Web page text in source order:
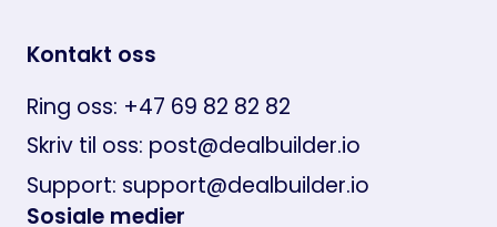
Kontakt oss
Ring oss: +47 69 82 82 82
Skriv til oss: post@dealbuilder.io
Support: support@dealbuilder.io
Sosiale medier